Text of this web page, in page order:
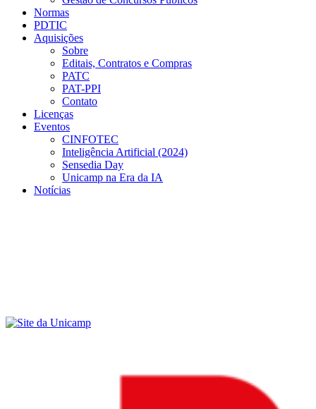
Normas
PDTIC
Aquisições
Sobre
Editais, Contratos e Compras
PATC
PAT-PPI
Contato
Licenças
Eventos
CINFOTEC
Inteligência Artificial (2024)
Sensedia Day
Unicamp na Era da IA
Notícias